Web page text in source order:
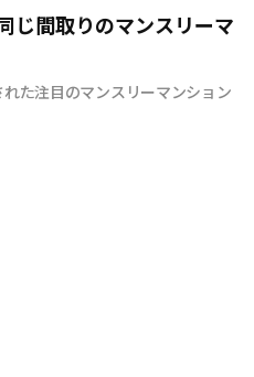
から利用可能なウィークリ
ションを紹介しておりま
々な用途でお使い いただ
』をぜひご利用くださ
。電気・ガス・水道の手
じ間取りのマンスリーマ
た注目のマンスリーマンション